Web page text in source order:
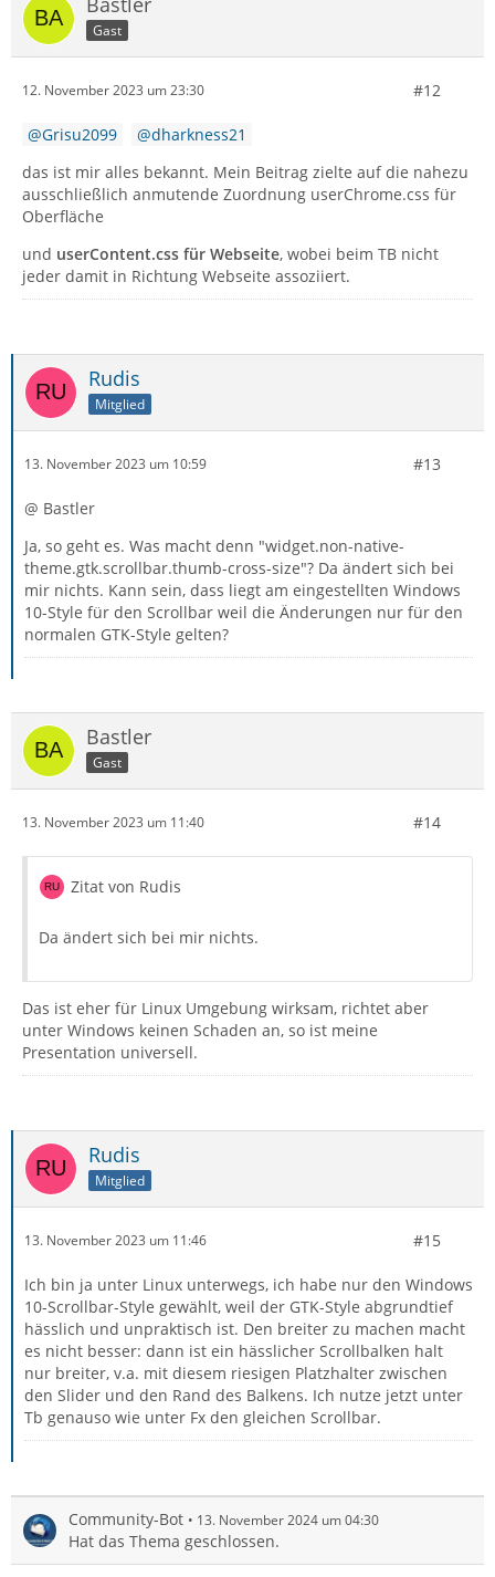
Gast
12. November 2023 um 23:30 #12
Grisu2099
dharkness21
das ist mir alles bekannt. Mein Beitrag zielte auf die nahezu
ausschließlich anmutende Zuordnung userChrome.css für
Oberfläche
und userContent.css für Webseite, wobei beim TB nicht
jeder damit in Richtung Webseite assoziiert.
Rudis
Mitglied
13. November 2023 um 10:59 #13
@ Bastler
Ja, so geht es. Was macht denn "widget.non-native-
theme.gtk.scrollbar.thumb-cross-size"? Da ändert sich bei
mir nichts. Kann sein, dass liegt am eingestellten Windows
10-Style für den Scrollbar weil die Änderungen nur für den
normalen GTK-Style gelten?
Bastler
Gast
13. November 2023 um 11:40 #14
Zitat von Rudis
Da ändert sich bei mir nichts.
Das ist eher für Linux Umgebung wirksam, richtet aber
unter Windows keinen Schaden an, so ist meine
Presentation universell.
Rudis
Mitglied
13. November 2023 um 11:46 #15
Ich bin ja unter Linux unterwegs, ich habe nur den Windows
10-Scrollbar-Style gewählt, weil der GTK-Style abgrundtief
hässlich und unpraktisch ist. Den breiter zu machen macht
es nicht besser: dann ist ein hässlicher Scrollbalken halt
nur breiter, v.a. mit diesem riesigen Platzhalter zwischen
den Slider und den Rand des Balkens. Ich nutze jetzt unter
Tb genauso wie unter Fx den gleichen Scrollbar.
Community-Bot 13. November 2024 um 04:30
Hat das Thema geschlossen.